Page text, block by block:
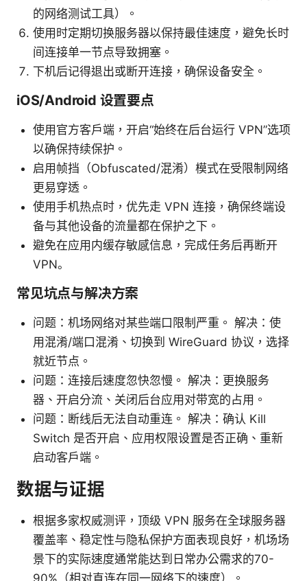
的网络测试工具）。
使用时定期切换服务器以保持最佳速度，避免长时
间连接单一节点导致拥塞。
下机后记得退出或断开连接，确保设备安全。
iOS/Android 设置要点
使用官方客户端，开启“始终在后台运行 VPN”选项
以确保持续保护。
启用帧挡（Obfuscated/混淆）模式在受限制网络
更易穿透。
使用手机热点时，优先走 VPN 连接，确保终端设
备与其他设备的流量都在保护之下。
避免在应用内缓存敏感信息，完成任务后再断开
VPN。
常见坑点与解决方案
问题：机场网络对某些端口限制严重。 解决：使
用混淆/端口混淆、切换到 WireGuard 协议，选择
就近节点。
问题：连接后速度忽快忽慢。 解决：更换服务
器、开启分流、关闭后台应用对带宽的占用。
问题：断线后无法自动重连。 解决：确认 Kill
Switch 是否开启、应用权限设置是否正确、重新
启动客户端。
数据与证据
根据多家权威测评，顶级 VPN 服务在全球服务器
覆盖率、稳定性与隐私保护方面表现良好，机场场
景下的实际速度通常能达到日常办公需求的70-